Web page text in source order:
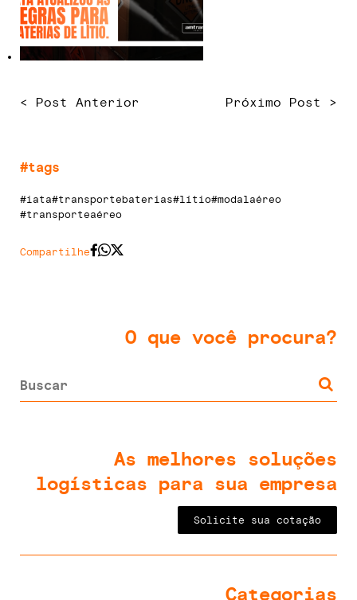
< Post Anterior Próximo Post >
#tags
#iata#transportebaterias#lítio#modalaéreo
#transporteaéreo
Compartilhe
O que você procura?
As melhores soluções
logísticas para sua empresa
Solicite sua cotação
Categorias